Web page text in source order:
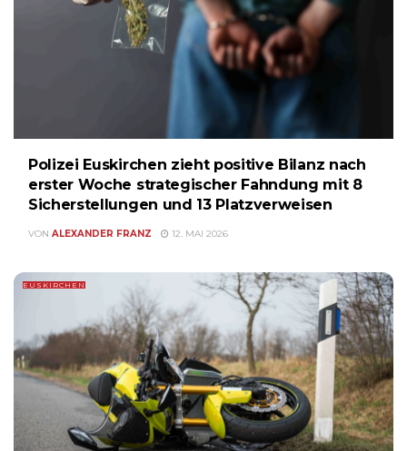
Polizei Euskirchen zieht positive Bilanz nach
erster Woche strategischer Fahndung mit 8
Sicherstellungen und 13 Platzverweisen
VON ALEXANDER FRANZ 12. MAI 2026
EUSKIRCHEN